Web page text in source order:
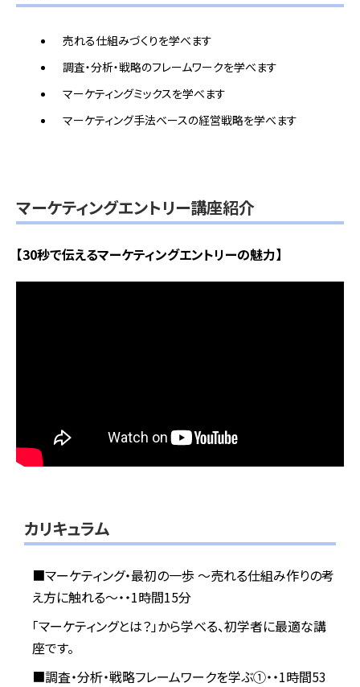
売れる仕組みづくりを学べます
調査・分析・戦略のフレームワークを学べます
マーケティングミックスを学べます
マーケティング手法ベースの経営戦略を学べます
マーケティングエントリー講座紹介
【30秒で伝えるマーケティングエントリーの魅力】
カリキュラム
■マーケティング・最初の一歩 ～売れる仕組み作りの考
え方に触れる～・・1時間15分
「マーケティングとは？」から学べる、初学者に最適な講
座です。
■調査・分析・戦略フレームワークを学ぶ①・・1時間53